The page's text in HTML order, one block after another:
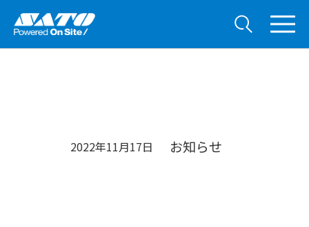
2022年11月17日 お知らせ